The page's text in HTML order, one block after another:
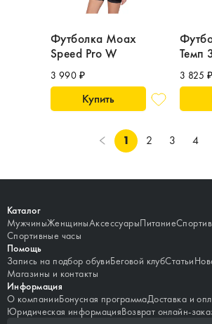
Футболка Moax
Speed Pro W
3 990 ₽
Купить
Темп
3 825 ₽
1 2 3 4
Каталог
МужчиныЖенщиныАксессуарыПитание
Спортивные часы
Помощь
Запись на подбор обувиБеговой клубСтатьи
Магазины и контакты
Информация
О компанииБонусная программаДоставка и
Юридическая информацияВозврат онлайн-